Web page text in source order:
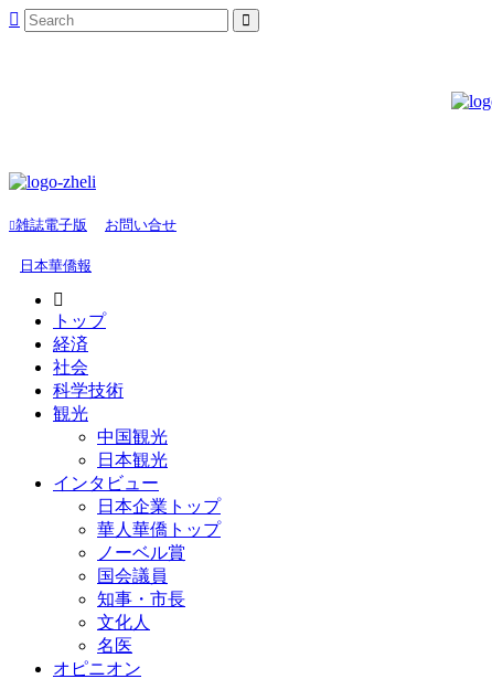
雑誌電子版 お問い合せ
日本華僑報
トップ
経済
社会
科学技術
観光
中国観光
日本観光
インタビュー
日本企業トップ
華人華僑トップ
ノーベル賞
国会議員
知事・市長
文化人
名医
オピニオン